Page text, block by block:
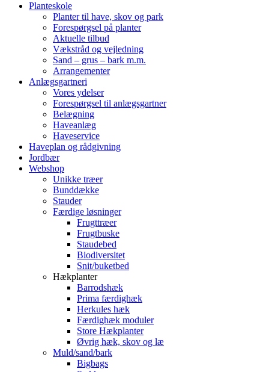
Planteskole
Planter til have, skov og park
Forespørgsel på planter
Aktuelle tilbud
Vækstråd og vejledning
Sand – grus – bark m.m.
Arrangementer
Anlægsgartneri
Vores ydelser
Forespørgsel til anlægsgartner
Belægning
Haveanlæg
Haveservice
Haveplan og rådgivning
Jordbær
Webshop
Unikke træer
Bunddække
Stauder
Færdige løsninger
Frugttræer
Frugtbuske
Staudebed
Biodiversitet
Snit/buketbed
Hækplanter
Barrodshæk
Prima færdighæk
Herkules hæk
Færdighæk moduler
Store Hækplanter
Øvrig hæk, skov og læ
Muld/sand/bark
Bigbags